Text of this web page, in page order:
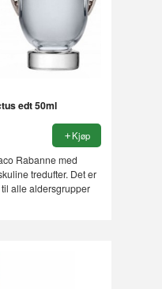
edt 50ml
Kjøp
Rabanne med
tredufter. Det er
alle aldersgrupper